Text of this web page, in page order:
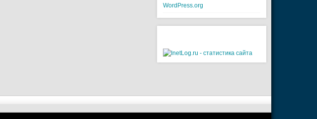
WordPress.org